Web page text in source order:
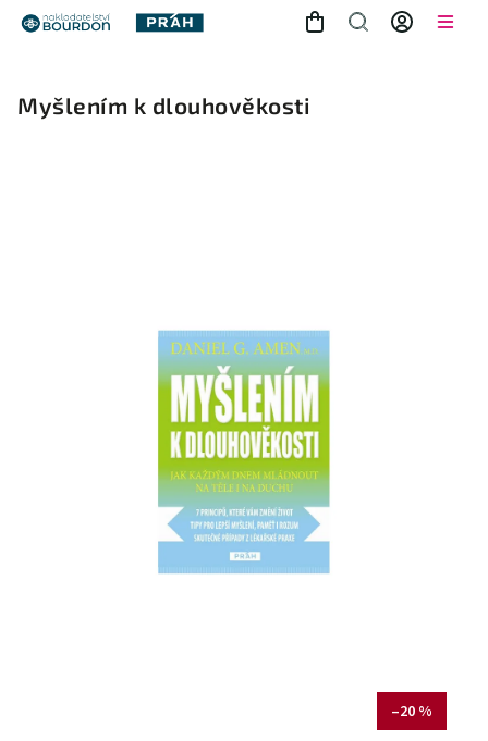
Myšlením k dlouhověkosti
–20 %